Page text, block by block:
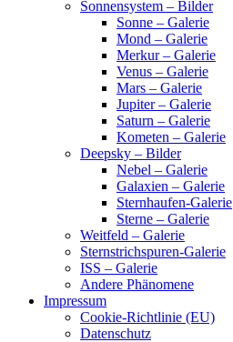
Sonnensystem – Bilder
Sonne – Galerie
Mond – Galerie
Merkur – Galerie
Venus – Galerie
Mars – Galerie
Jupiter – Galerie
Saturn – Galerie
Kometen – Galerie
Deepsky – Bilder
Nebel – Galerie
Galaxien – Galerie
Sternhaufen-Galerie
Sterne – Galerie
Weitfeld – Galerie
Sternstrichspuren-Galerie
ISS – Galerie
Andere Phänomene
Impressum
Cookie-Richtlinie (EU)
Datenschutz